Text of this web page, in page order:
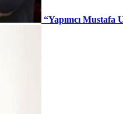
“Yapımcı Mustafa